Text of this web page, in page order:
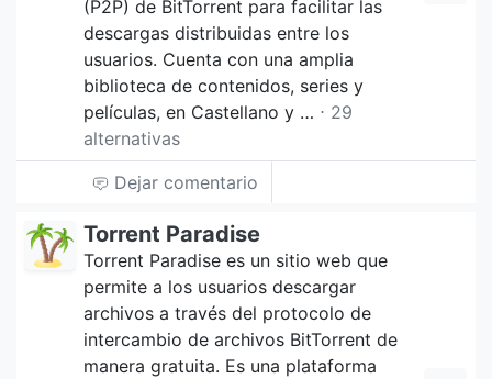
(P2P) de BitTorrent para facilitar las
descargas distribuidas entre los
usuarios. Cuenta con una amplia
biblioteca de contenidos, series y
películas, en Castellano y … ⋅ 29
alternativas
Dejar comentario
Torrent Paradise
Torrent Paradise es un sitio web que
permite a los usuarios descargar
archivos a través del protocolo de
intercambio de archivos BitTorrent de
manera gratuita. Es una plataforma